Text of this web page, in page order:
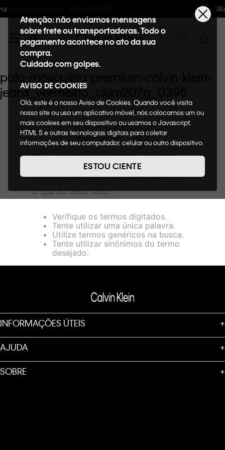
Frete GRÁTIS nas compras acima
Atenção: não enviamos mensagens
sobre frete ou transportadoras. Todo o
pagamento acontece no ato da sua
compra.
Cuidado com golpes.
AVISO DE COOKIES
Olá, este é o nosso Aviso de Cookies. Quando você visita
nosso site ou usa um aplicativo móvel, nós colocamos um ou
mais cookies em seu dispositivo ou usamos o Javascript,
HTML 5 e outras tecnologias digitais para coletar
informações de seu computador, celular ou outro dispositivo.
de cookies, informaremos quais cookies usaremos e quais
suas funções. A forma como processamos os dados
nosso Aviso de Privacidade. Quando você visita nosso site,
fornecer a você toda a funcionalidade do site, incluindo,
entre outros, a capacidade de comprar um item em nossa
loja virtual. Para maiores informações sobre o nosso aviso de
Cookies acesse o link.
ESTOU CIENTE
polo-masculina-premium-calvin-klein-
jeans_vermelho_ckjm207g_0395
OOPS!
Não encontramos nenhum resultado
polo-masculina-premium-calvin-
klein-jeans_vermelho_ckjm207g_0395"
O que eu devo fazer?
Verifique os termos digitados.
Tente utilizar uma única palavra.
Utilize termos genéricos na busca.
Tente utilizar sinônimos do termo
desejado.
INFORMAÇÕES ÚTEIS +
AJUDA +
SOBRE +